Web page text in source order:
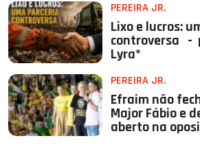
PEREIRA JR.
Lixo e lucros:
controversa -
Lyra*
PEREIRA JR.
Efraim não
Major Fábio e
aberto na